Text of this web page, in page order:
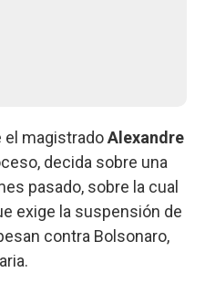
el magistradoAlexandre
decida sobre una
pasado, sobre la cual
exige la suspensión de
contra Bolsonaro,